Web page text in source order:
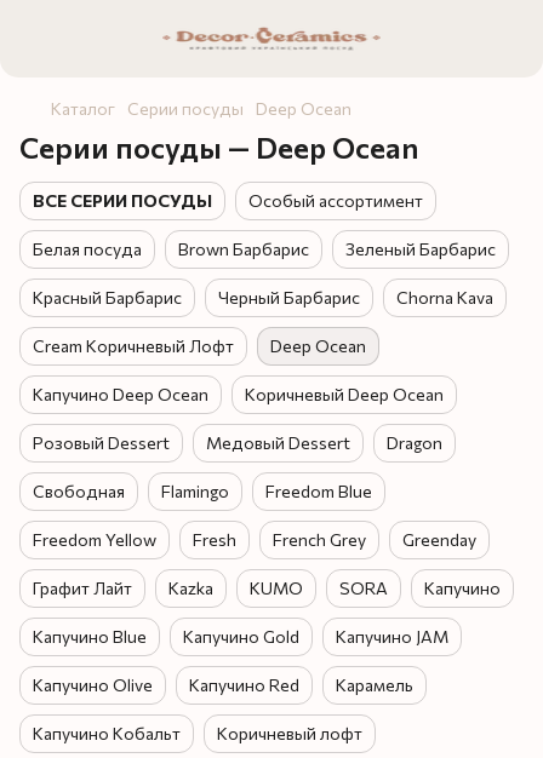
Каталог Серии посуды Deep Ocean
Серии посуды — Deep Ocean
ВСЕ СЕРИИ ПОСУДЫ Особый ассортимент
Белая посуда Brown Барбарис Зеленый Барбарис
Красный Барбарис Черный Барбарис Chorna Kava
Cream Коричневый Лофт Deep Ocean
Капучино Deep Ocean Коричневый Deep Ocean
Розовый Dessert Медовый Dessert Dragon
Свободная Flamingo Freedom Blue
Freedom Yellow Fresh French Grey Greenday
Графит Лайт Kazka KUMO SORA Капучино
Капучино Blue Капучино Gold Капучино JAM
Капучино Olive Капучино Red Карамель
Капучино Кобальт Коричневый лофт